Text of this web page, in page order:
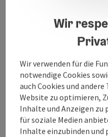
Kontakt
Öffnungszeiten
Wir
Wir verwenden für die
notwendige Cookies
auch Cookies und
Website zu optimieren,
Inhalte und Anzeigen zu
für soziale Medien
Inhalte einzubinden und